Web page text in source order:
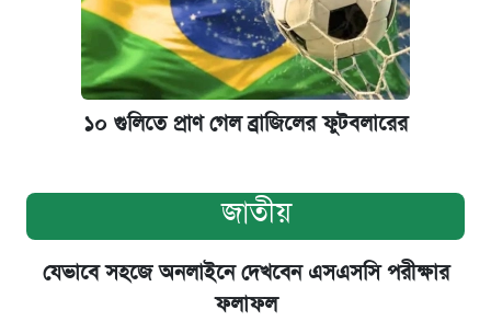
১০ গুলিতে প্রাণ গেল ব্রাজিলের ফুটবলারের
জাতীয়
যেভাবে সহজে অনলাইনে দেখবেন এসএসসি পরীক্ষার
ফলাফল